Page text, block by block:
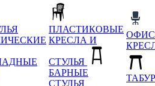
ПЛАСТИКОВЫЕ
КРЕСЛА И
СТУЛЬЯ
БАРНЫЕ
СТУЛЬЯ